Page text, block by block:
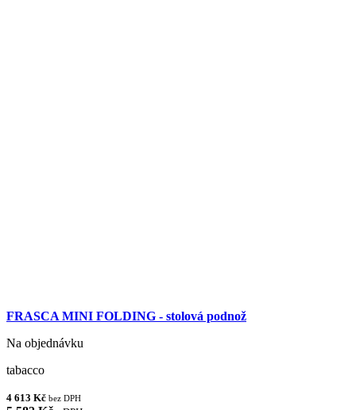
FRASCA MINI FOLDING - stolová podnož
Na objednávku
tabacco
4 613 Kč bez DPH